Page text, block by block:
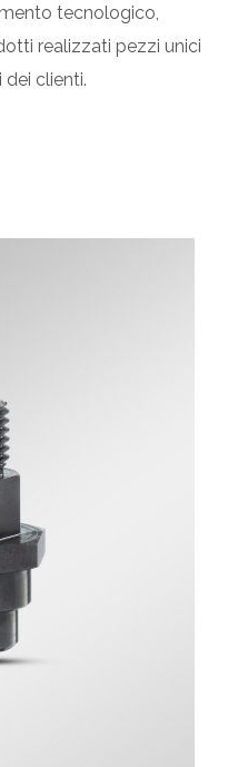
tecnologico,
realizzati pezzi unici
clienti.